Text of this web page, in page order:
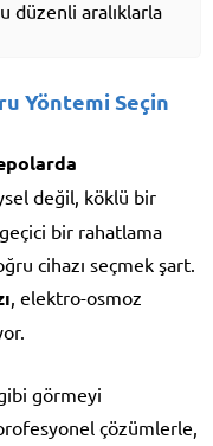
düzenli aralıklarla
Yöntemi Seçin
değil, köklü bir
bir rahatlama
cihazı seçmek şart.
, elektro-osmoz
görmeyi
çözümlerle,